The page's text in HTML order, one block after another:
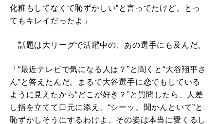
化粧もしてなくて恥ずかしい”と言ってたけど、とっ
てもキレイだったよ」
話題は大リーグで活躍中の、あの選手にも及んだ。
「“最近テレビで気になる人は？”と聞くと“大谷翔平さ
ん”と答えたんだ。まるで大谷選手に恋でもしている
ように見えたから“どこが好き？”と質問したら、人差
し指を立てて口元に添え、“シーッ、聞かんといて”と
恥ずかしそうにするわけよ。その姿は本当に愛くるし